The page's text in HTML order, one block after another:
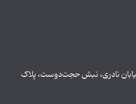
نادری، نبش حجت‌دوست، پلاک